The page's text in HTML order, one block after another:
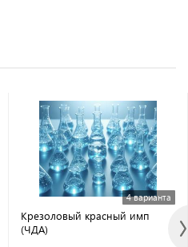
4 варианта
Крезоловый красный имп
(ЧДА)